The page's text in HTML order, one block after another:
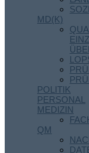
MD(K)
POLITIK
PERSONAL
MEDIZIN
QM